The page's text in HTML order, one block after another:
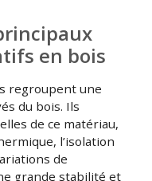
en bois
regroupent une
du bois. Ils
de ce matériau,
l’isolation
de
grande stabilité et